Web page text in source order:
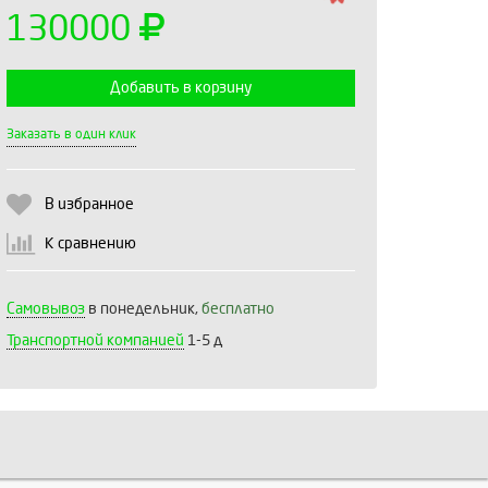
130000
Выберите количество:
Продолжить
Добавить в корзину
Заказать в один клик
В избранное
К сравнению
Самовывоз в понедельник, бесплатно
Транспортной компанией 1-5 д